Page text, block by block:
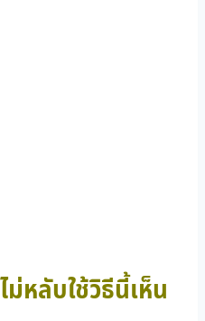
หลับใช้วิธีนี้เห็น